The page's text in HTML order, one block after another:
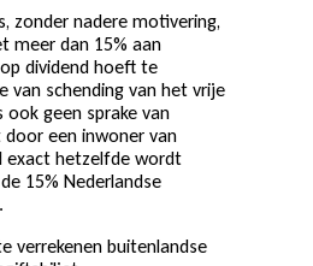
zonder nadere motivering,
meer dan 15% aan
dividend hoeft te
van schending van het vrije
ook geen sprake van
een inwoner van
exact hetzelfde wordt
15% Nederlandse
verrekenen buitenlandse